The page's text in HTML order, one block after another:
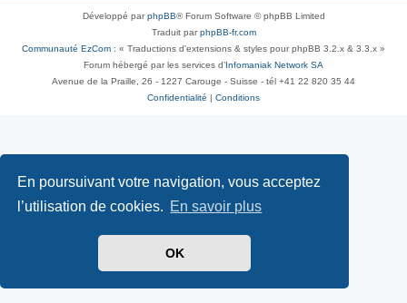
En poursuivant votre navigation, vous acceptez
l’utilisation de cookies. En savoir plus
OK
Développé parphpBB® Forum Software © phpBB Limited
Traduit parphpBB-fr.com
Communauté EzCom : « Traductions d'extensions & styles pour phpBB 3.2.x & 3.3.x »
Forum hébergé par les services d’ Infomaniak Network SA
Avenue de la Praille, 26 - 1227 Carouge - Suisse - tél +41 22 820 35 44
Confidentialité
Conditions